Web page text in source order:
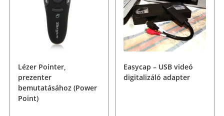
Lézer Pointer,
prezenter
bemutatásához (Power
Point)
Easycap – USB videó
digitalizáló adapter